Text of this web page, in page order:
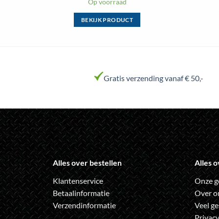
BEKIJK PRODUCT
variaties.
kan
gekozen
worden
op
de
productpagina
Gratis verzending vanaf € 50,-
Alles over bestellen
Klantenservice
Betaalinformatie
Verzendinformatie
Alles
Onze
Over
Veel